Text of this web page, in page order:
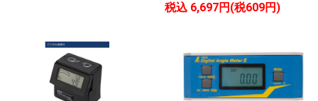
税込 6,697円(税609円)